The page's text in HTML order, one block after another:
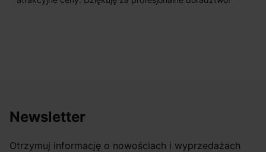
Newsletter
Otrzymuj informację o nowościach i wyprzedażach